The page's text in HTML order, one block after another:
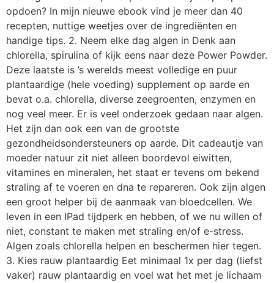
opdoen? In mijn nieuwe ebook vind je meer dan 40
recepten, nuttige weetjes over de ingrediënten en
handige tips. 2. Neem elke dag algen in Denk aan
chlorella, spirulina of kijk eens naar deze Power Powder.
Deze laatste is ’s werelds meest volledige en puur
plantaardige (hele voeding) supplement op aarde en
bevat o.a. chlorella, diverse zeegroenten, enzymen en
nog veel meer. Er is veel onderzoek gedaan naar algen.
Het zijn dan ook een van de grootste
gezondheidsondersteuners op aarde. Dit cadeautje van
moeder natuur zit niet alleen boordevol eiwitten,
vitamines en mineralen, het staat er tevens om bekend
straling af te voeren en dna te repareren. Ook zijn algen
een groot helper bij de aanmaak van bloedcellen. We
leven in een IPad tijdperk en hebben, of we nu willen of
niet, constant te maken met straling en/of e-stress.
Algen zoals chlorella helpen en beschermen hier tegen.
3. Kies rauw plantaardig Eet minimaal 1x per dag (liefst
vaker) rauw plantaardig en voel wat het met je lichaam